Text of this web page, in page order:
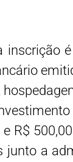
inscrição
R$
junto a